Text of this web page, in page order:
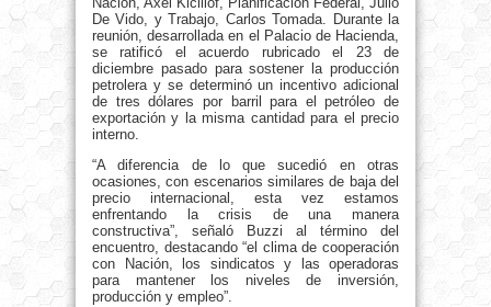
De Vido, y Trabajo, Carlos Tomada. Durante la
reunión, desarrollada en el Palacio de Hacienda,
se ratificó el acuerdo rubricado el 23 de
diciembre pasado para sostener la producción
petrolera y se determinó un incentivo adicional
de tres dólares por barril para el petróleo de
exportación y la misma cantidad para el precio
interno.
“A diferencia de lo que sucedió en otras
ocasiones, con escenarios similares de baja del
precio internacional, esta vez estamos
enfrentando la crisis de una manera
constructiva”, señaló Buzzi al término del
encuentro, destacando “el clima de cooperación
con Nación, los sindicatos y las operadoras
para mantener los niveles de inversión,
producción y empleo”.